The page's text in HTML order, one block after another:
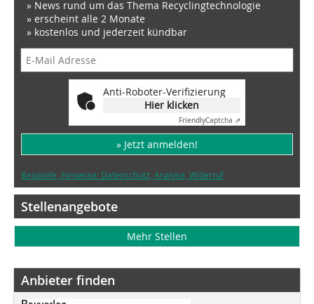
» News rund um das Thema Recyclingtechnologie
» erscheint alle 2 Monate
» kostenlos und jederzeit kündbar
Anti-Roboter-Verifizierung
Hier klicken
FriendlyCaptcha ⇗
» Jetzt anmelden!
Beispiele, Hinweise: Datenschutz, Analyse, Widerruf
Stellenangebote
Mehr Stellen
Anbieter finden